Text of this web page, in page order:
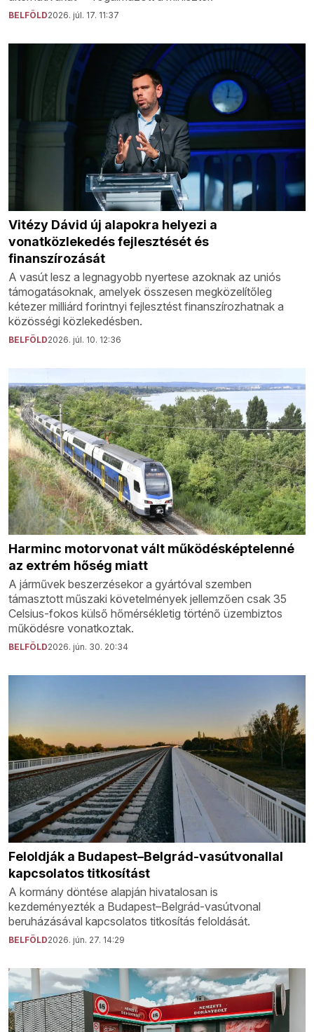
BELFÖLD2026. júl. 17. 11:37
Vitézy Dávid új alapokra helyezi a
vonatközlekedés fejlesztését és
finanszírozását
A vasút lesz a legnagyobb nyertese azoknak az uniós
támogatásoknak, amelyek összesen megközelítőleg
kétezer milliárd forintnyi fejlesztést finanszírozhatnak a
közösségi közlekedésben.
BELFÖLD2026. júl. 10. 12:36
Harminc motorvonat vált működésképtelenné
az extrém hőség miatt
A járművek beszerzésekor a gyártóval szemben
támasztott műszaki követelmények jellemzően csak 35
Celsius-fokos külső hőmérsékletig történő üzembiztos
működésre vonatkoztak.
BELFÖLD2026. jún. 30. 20:34
Feloldják a Budapest–Belgrád-vasútvonallal
kapcsolatos titkosítást
A kormány döntése alapján hivatalosan is
kezdeményezték a Budapest–Belgrád-vasútvonal
beruházásával kapcsolatos titkosítás feloldását.
BELFÖLD2026. jún. 27. 14:29